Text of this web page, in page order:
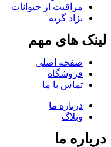
مراقبت از حیوانات
نژاد گربه
لینک های مهم
صفحه اصلی
فروشگاه
تماس با ما
درباره ما
وبلاگ
درباره ما